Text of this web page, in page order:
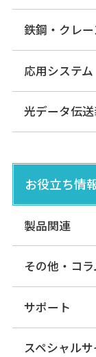
鉄鋼・クレ
応用システム
光データ伝
お役立ち情
製品関連
その他・コラ
サポート
スペシャルサ